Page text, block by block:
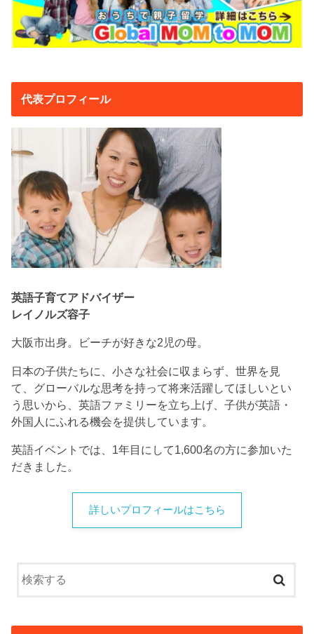
代表プロフィール
英語子育てアドバイザー
レイノルズ容子
大阪市出身。ビーチが好きな2児の母。
日本の子供たちに、小さな社会に収まらず、世界を見
て、グローバルな思考を持って将来活躍してほしいとい
う思いから、英語ファミリーを立ち上げ、子供が英語・
外国人にふれる機会を提供しています。
英語イベントでは、1年目にして1,600名の方に参加いた
だきました。
詳しいプロフィールはこちら